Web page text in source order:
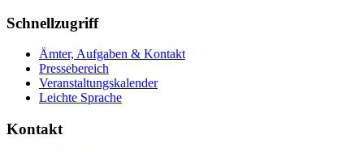
Schnellzugriff
Ämter, Aufgaben & Kontakt
Pressebereich
Veranstaltungskalender
Leichte Sprache
Kontakt